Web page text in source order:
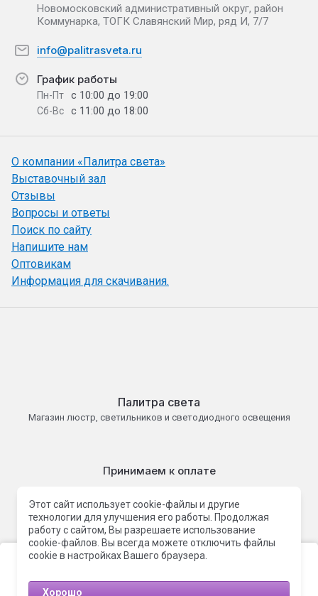
Этот сайт использует файлы cookie и метаданные. Продолжая
Новомосковский административный округ, район
Коммунарка, ТОГК Славянский Мир, ряд И, 7/7
info@palitrasveta.ru
График работы
Пн-Пт с 10:00 до 19:00
Сб-Вс с 11:00 до 18:00
О компании «Палитра света»
Выставочный зал
Отзывы
Вопросы и ответы
Поиск по сайту
Напишите нам
Оптовикам
Информация для скачивания.
Палитра света
Магазин люстр, светильников и светодиодного освещения
Принимаем к оплате
Палитра света 2015 - 2026 г.
Политика конфиденциальности
Этот сайт использует cookie-файлы и другие
технологии для улучшения его работы. Продолжая
работу с сайтом, Вы разрешаете использование
cookie-файлов. Вы всегда можете отключить файлы
cookie в настройках Вашего браузера.
Хорошо